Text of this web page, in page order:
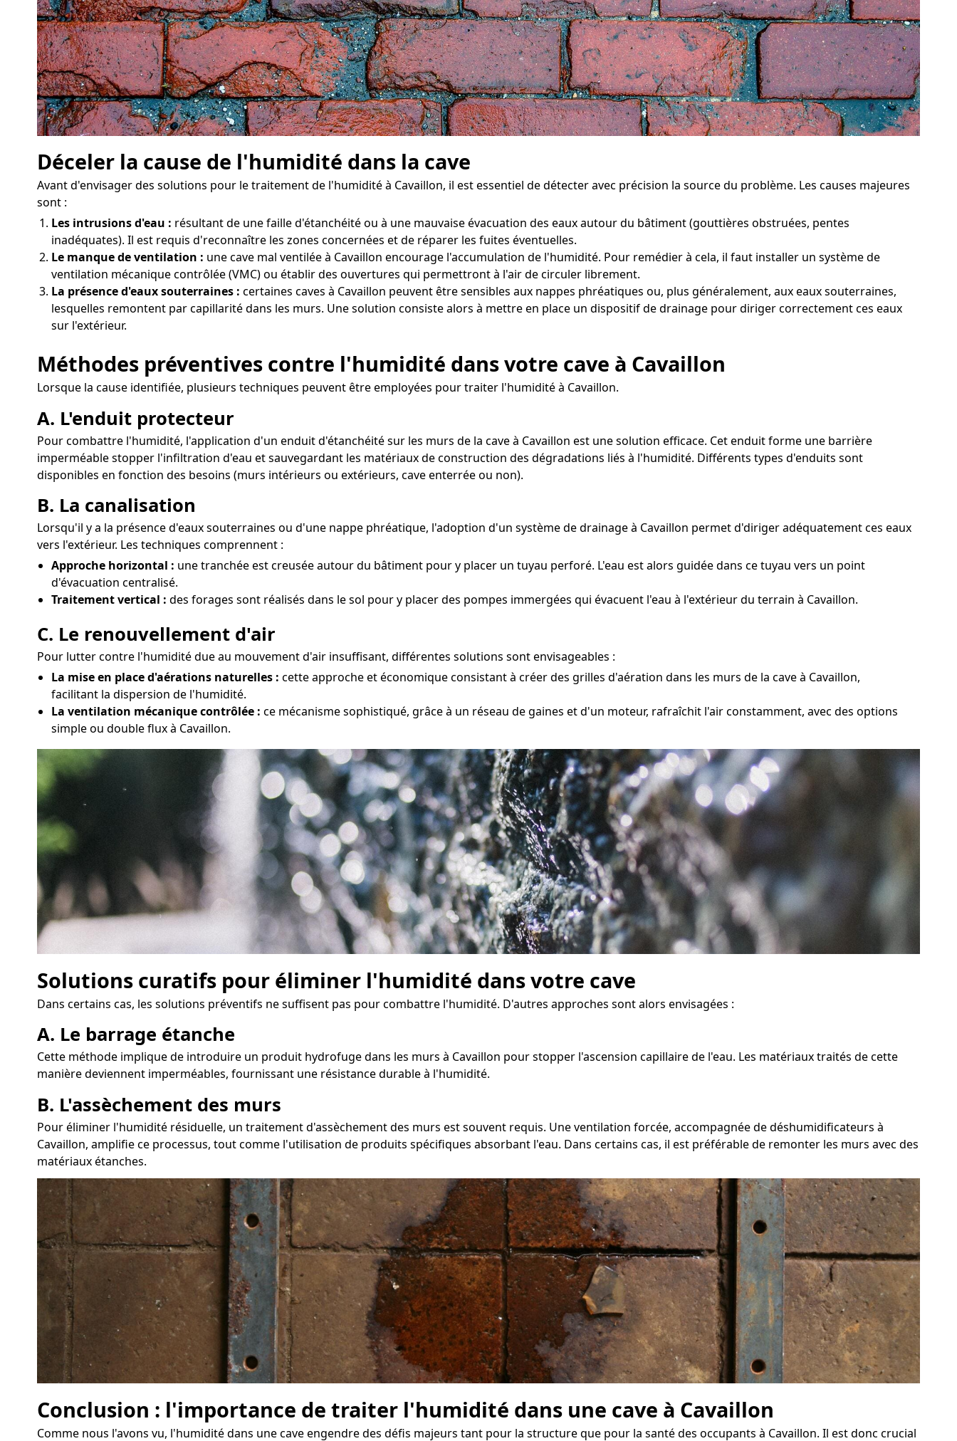
Déceler la cause de l'humidité dans la cave
Avant d'envisager des solutions pour le traitement de l'humidité à Cavaillon, il est essentiel de détecter avec précision la source du problème. Les causes majeures
sont :
Les intrusions d'eau : résultant de une faille d'étanchéité ou à une mauvaise évacuation des eaux autour du bâtiment (gouttières obstruées, pentes
inadéquates). Il est requis d'reconnaître les zones concernées et de réparer les fuites éventuelles.
Le manque de ventilation : une cave mal ventilée à Cavaillon encourage l'accumulation de l'humidité. Pour remédier à cela, il faut installer un système de
ventilation mécanique contrôlée (VMC) ou établir des ouvertures qui permettront à l'air de circuler librement.
La présence d'eaux souterraines : certaines caves à Cavaillon peuvent être sensibles aux nappes phréatiques ou, plus généralement, aux eaux souterraines,
lesquelles remontent par capillarité dans les murs. Une solution consiste alors à mettre en place un dispositif de drainage pour diriger correctement ces eaux
sur l'extérieur.
Méthodes préventives contre l'humidité dans votre cave à Cavaillon
Lorsque la cause identifiée, plusieurs techniques peuvent être employées pour traiter l'humidité à Cavaillon.
A. L'enduit protecteur
Pour combattre l'humidité, l'application d'un enduit d'étanchéité sur les murs de la cave à Cavaillon est une solution efficace. Cet enduit forme une barrière
imperméable stopper l'infiltration d'eau et sauvegardant les matériaux de construction des dégradations liés à l'humidité. Différents types d'enduits sont
disponibles en fonction des besoins (murs intérieurs ou extérieurs, cave enterrée ou non).
B. La canalisation
Lorsqu'il y a la présence d'eaux souterraines ou d'une nappe phréatique, l'adoption d'un système de drainage à Cavaillon permet d'diriger adéquatement ces eaux
vers l'extérieur. Les techniques comprennent :
Approche horizontal : une tranchée est creusée autour du bâtiment pour y placer un tuyau perforé. L'eau est alors guidée dans ce tuyau vers un point
d'évacuation centralisé.
Traitement vertical : des forages sont réalisés dans le sol pour y placer des pompes immergées qui évacuent l'eau à l'extérieur du terrain à Cavaillon.
C. Le renouvellement d'air
Pour lutter contre l'humidité due au mouvement d'air insuffisant, différentes solutions sont envisageables :
La mise en place d'aérations naturelles : cette approche et économique consistant à créer des grilles d'aération dans les murs de la cave à Cavaillon,
facilitant la dispersion de l'humidité.
La ventilation mécanique contrôlée : ce mécanisme sophistiqué, grâce à un réseau de gaines et d'un moteur, rafraîchit l'air constamment, avec des options
simple ou double flux à Cavaillon.
Solutions curatifs pour éliminer l'humidité dans votre cave
Dans certains cas, les solutions préventifs ne suffisent pas pour combattre l'humidité. D'autres approches sont alors envisagées :
A. Le barrage étanche
Cette méthode implique de introduire un produit hydrofuge dans les murs à Cavaillon pour stopper l'ascension capillaire de l'eau. Les matériaux traités de cette
manière deviennent imperméables, fournissant une résistance durable à l'humidité.
B. L'assèchement des murs
Pour éliminer l'humidité résiduelle, un traitement d'assèchement des murs est souvent requis. Une ventilation forcée, accompagnée de déshumidificateurs à
Cavaillon, amplifie ce processus, tout comme l'utilisation de produits spécifiques absorbant l'eau. Dans certains cas, il est préférable de remonter les murs avec des
matériaux étanches.
Conclusion : l'importance de traiter l'humidité dans une cave à Cavaillon
Comme nous l'avons vu, l'humidité dans une cave engendre des défis majeurs tant pour la structure que pour la santé des occupants à Cavaillon. Il est donc crucial